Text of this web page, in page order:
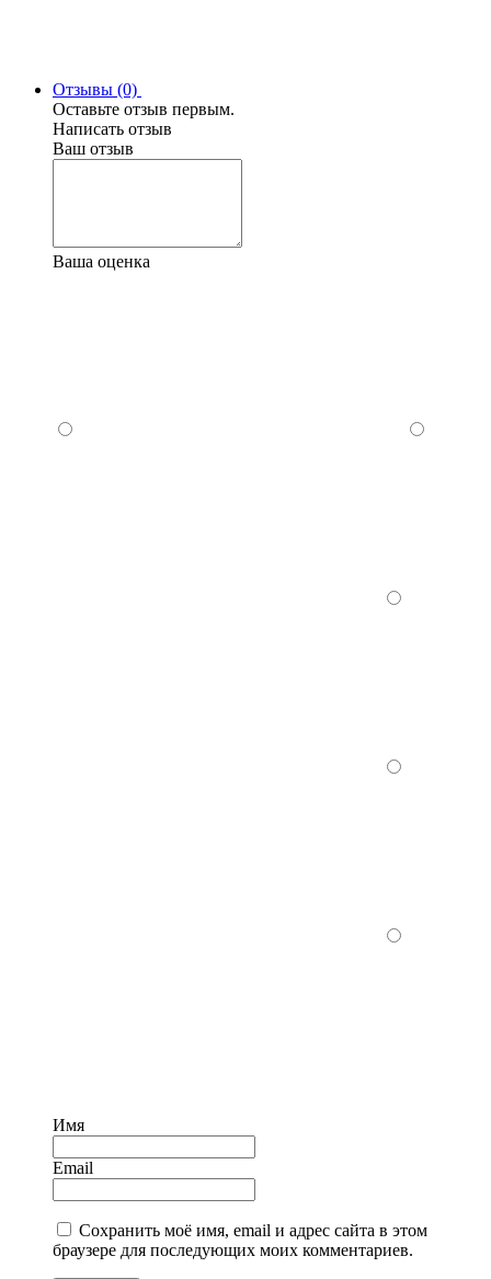
Отзывы (0)
Оставьте отзыв первым.
Написать отзыв
Ваш отзыв
Ваша оценка
Имя
Email
Сохранить моё имя, email и адрес сайта в этом
браузере для последующих моих комментариев.